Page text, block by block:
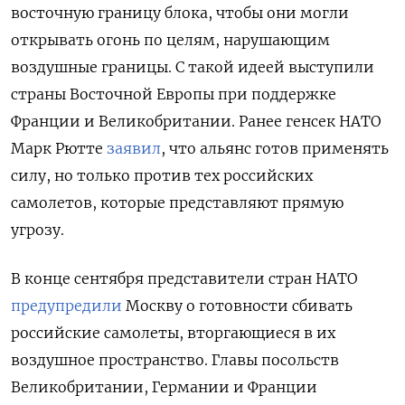
восточную границу блока, чтобы они могли
открывать огонь по целям, нарушающим
воздушные границы. С такой идеей выступили
страны Восточной Европы при поддержке
Франции и Великобритании. Ранее генсек НАТО
Марк Рютте заявил, что альянс готов применять
силу, но только против тех российских
самолетов, которые представляют прямую
угрозу.
В конце сентября представители стран НАТО
предупредили Москву о готовности сбивать
российские самолеты, вторгающиеся в их
воздушное пространство. Главы посольств
Великобритании, Германии и Франции